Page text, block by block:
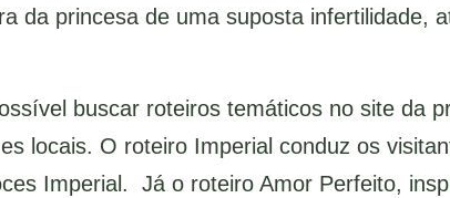
da princesa de uma suposta infertilidade,
buscar roteiros temáticos no site da
locais. O roteiro Imperial conduz os
Imperial. Já o roteiro Amor Perfeito,